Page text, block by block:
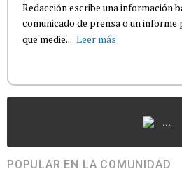
Redacción escribe una información
comunicado de prensa o un informe
que medie... Leer más
...
POPULAR EN LA COMUNIDAD